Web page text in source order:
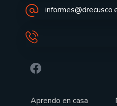
Aprendo en casa